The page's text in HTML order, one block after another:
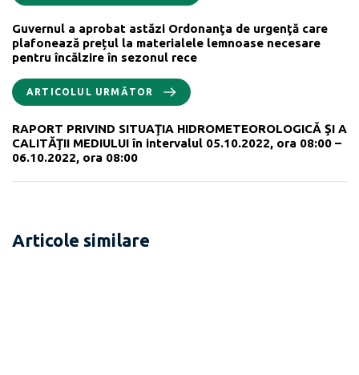
Guvernul a aprobat astăzi Ordonanţa de urgenţă care
plafonează prețul la materialele lemnoase necesare
pentru încălzire în sezonul rece
ARTICOLUL URMĂTOR
RAPORT PRIVIND SITUAŢIA HIDROMETEOROLOGICĂ ŞI A
CALITĂŢII MEDIULUI în intervalul 05.10.2022, ora 08:00 –
06.10.2022, ora 08:00
Articole similare